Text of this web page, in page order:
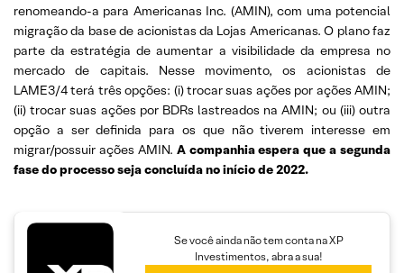
renomeando-a para Americanas Inc. (AMIN), com uma potencial
migração da base de acionistas da Lojas Americanas. O plano faz
parte da estratégia de aumentar a visibilidade da empresa no
mercado de capitais. Nesse movimento, os acionistas de
LAME3/4 terá três opções: (i) trocar suas ações por ações AMIN;
(ii) trocar suas ações por BDRs lastreados na AMIN; ou (iii) outra
opção a ser definida para os que não tiverem interesse em
migrar/possuir ações AMIN. A companhia espera que a segunda
fase do processo seja concluída no início de 2022.
Se você ainda não tem conta na XP
Investimentos, abra a sua!